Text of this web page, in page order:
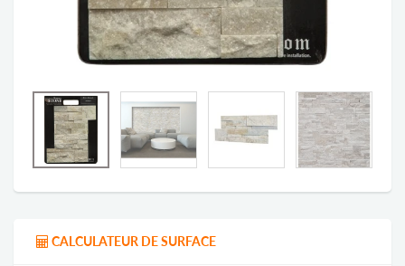
CALCULATEUR DE SURFACE